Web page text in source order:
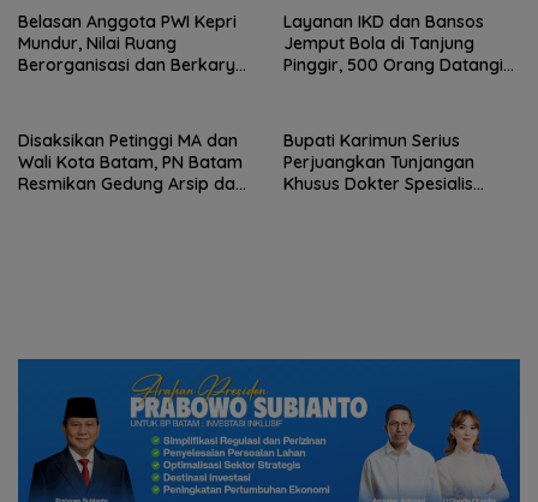
Belasan Anggota PWI Kepri
Mundur, Nilai Ruang
Berorganisasi dan Berkarya
Layanan IKD dan Bansos
Jemput Bola di Tanjung
Pinggir, 500 Orang Datangi
Disaksikan Petinggi MA dan
Wali Kota Batam, PN Batam
Resmikan Gedung Arsip dan
Bupati Karimun Serius
Perjuangkan Tunjangan
Khusus Dokter Spesialis